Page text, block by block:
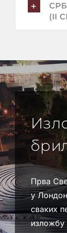
(II
Прва
у
сваких
изложбу